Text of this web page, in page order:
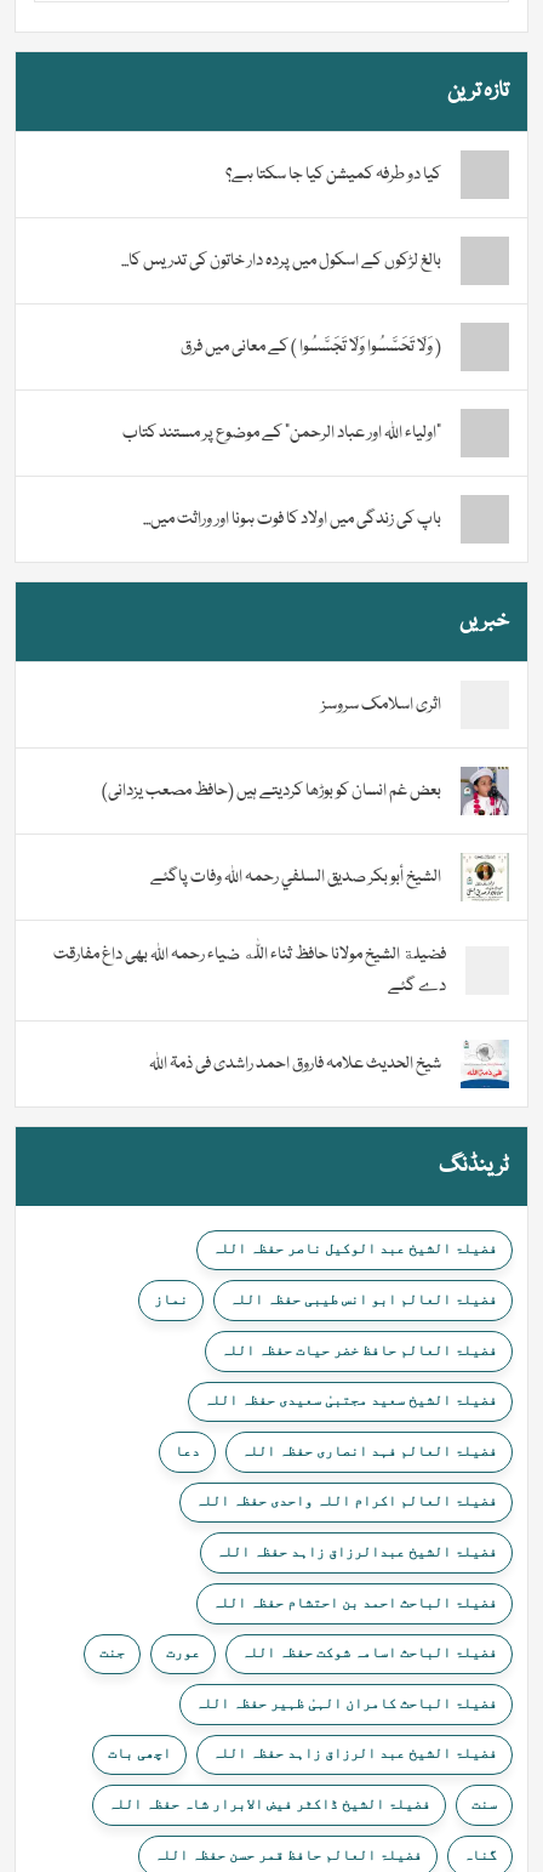
تازہ ترین
کیا دو طرفہ کمیشن کیا جا سکتا ہے؟
بالغ لڑکوں کے اسکول میں پردہ دار خاتون کی تدریس کا...
( وَلَا تَحَسَّسُوا وَلَا تَجَسَّسُوا ) کے معانی میں فرق
“اولیاء اللہ اور عباد الرحمن” کے موضوع پر مستند کتاب
باپ کی زندگی میں اولاد کا فوت ہونا اور وراثت میں...
خبریں
اثری اسلامک سروسز
بعض غم انسان کو بوڑھا کردیتے ہیں (حافظ مصعب یزدانی)
الشيخ أبو بكر صديق السلفي رحمہ اللہ وفات پاگئے
فضیلة الشيخ مولانا حافظ ثناء اللّٰه ضیاء رحمہ اللہ بھی داغ مفارقت
دے گئے
شیخ الحدیث علامہ فاروق احمد راشدی فی ذمۃ اللہ
ٹرینڈنگ
فضیلۃ الشیخ عبد الوکیل ناصر حفظہ اللہ
فضیلۃ العالم ابو انس طیبی حفظہ اللہ نماز
فضیلۃ العالم حافظ خضر حیات حفظہ اللہ
فضیلۃ الشیخ سعید مجتبیٰ سعیدی حفظہ اللہ
فضیلۃ العالم فہد انصاری حفظہ اللہ دعا
فضیلۃ العالم اکرام اللہ واحدی حفظہ اللہ
فضیلۃ الشیخ عبدالرزاق زاہد حفظہ اللہ
فضیلۃ الباحث احمد بن احتشام حفظہ اللہ
فضیلۃ الباحث اسامہ شوکت حفظہ اللہ عورت جنت
فضیلۃ الباحث کامران الہیٰ ظہیر حفظہ اللہ
فضیلۃ الشیخ عبد الرزاق زاہد حفظہ اللہ اچھی بات
سنت فضیلۃ الشیخ ڈاکٹر فیض الابرار شاہ حفظہ اللہ
گناہ فضیلۃ العالم حافظ قمر حسن حفظہ اللہ